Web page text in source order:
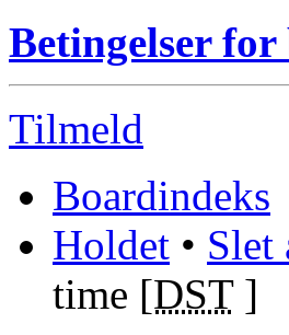
Betingelser
Tilmeld
Boardindeks
Holdet • Slet
time [DST]